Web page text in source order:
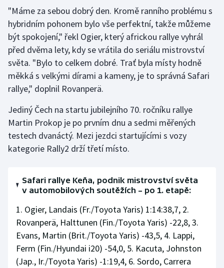
Golf
Gymnastika
Házená
Jezdectví
Judo
Krasobruslení
Lyže a snowboard
Moderní pětiboj
Motorsport
Olympijské hry
"Máme za sebou dobrý den. Kromě ranního problému s
hybridním pohonem bylo vše perfektní, takže můžeme
být spokojení," řekl Ogier, který africkou rallye vyhrál
před dvěma lety, kdy se vrátila do seriálu mistrovství
světa. "Bylo to celkem dobré. Trať byla místy hodně
měkká s velkými dírami a kameny, je to správná Safari
rallye," doplnil Rovanperä.
Jediný Čech na startu jubilejního 70. ročníku rallye
Martin Prokop je po prvním dnu a sedmi měřených
testech dvanáctý. Mezi jezdci startujícími s vozy
kategorie Rally2 drží třetí místo.
Safari rallye Keňa, podnik mistrovství světa
v automobilových soutěžích – po 1. etapě:
1. Ogier, Landais (Fr./Toyota Yaris) 1:14:38,7, 2.
Rovanperä, Halttunen (Fin./Toyota Yaris) -22,8, 3.
Evans, Martin (Brit./Toyota Yaris) -43,5, 4. Lappi,
Ferm (Fin./Hyundai i20) -54,0, 5. Kacuta, Johnston
(Jap., Ir./Toyota Yaris) -1:19,4, 6. Sordo, Carrera